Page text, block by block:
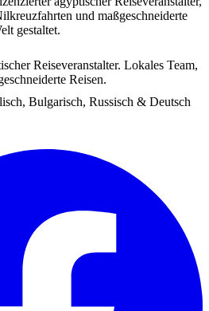
und maßgeschneiderte
gestaltet.
Reiseveranstalter. Lokales Team,
Reisen.
Bulgarisch, Russisch & Deutsch